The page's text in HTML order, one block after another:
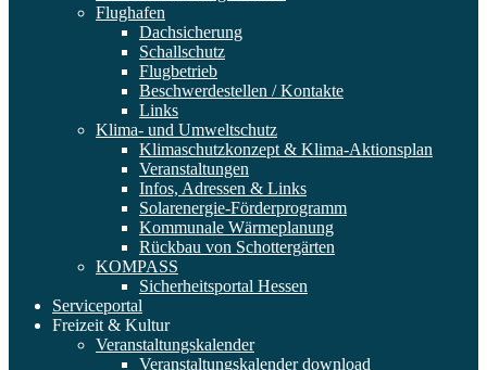
Flughafen
Dachsicherung
Schallschutz
Flugbetrieb
Beschwerdestellen / Kontakte
Links
Klima- und Umweltschutz
Klimaschutzkonzept & Klima-Aktionsplan
Veranstaltungen
Infos, Adressen & Links
Solarenergie-Förderprogramm
Kommunale Wärmeplanung
Rückbau von Schottergärten
KOMPASS
Sicherheitsportal Hessen
Serviceportal
Freizeit & Kultur
Veranstaltungskalender
Veranstaltungskalender download